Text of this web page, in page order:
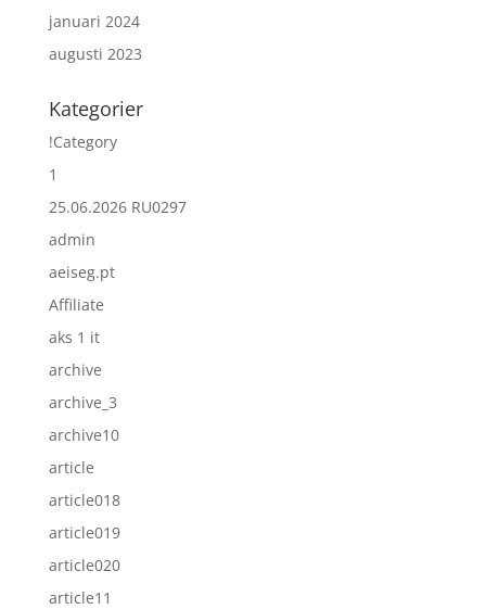
januari 2024
augusti 2023
Kategorier
!Category
1
25.06.2026 RU0297
admin
aeiseg.pt
Affiliate
aks 1 it
archive
archive_3
archive10
article
article018
article019
article020
article11